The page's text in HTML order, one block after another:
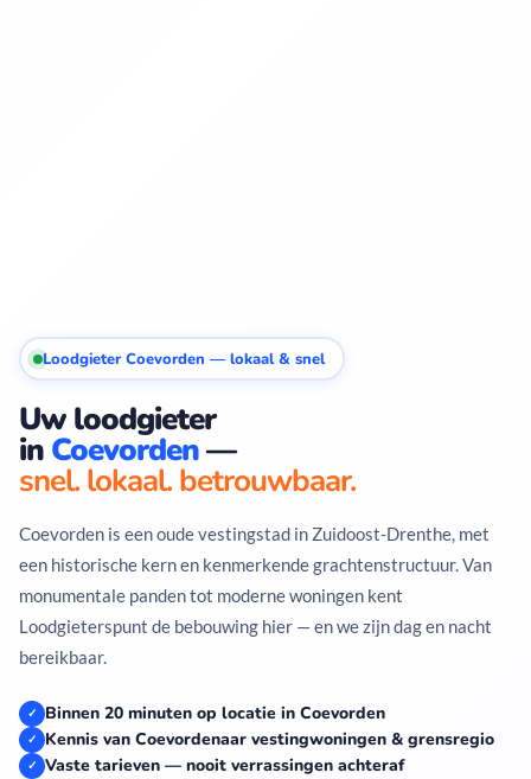
Loodgieter Coevorden — lokaal & snel
Uw loodgieter
in Coevorden—
snel. lokaal. betrouwbaar.
Coevorden is een oude vestingstad in Zuidoost-Drenthe, met
een historische kern en kenmerkende grachtenstructuur. Van
monumentale panden tot moderne woningen kent
Loodgieterspunt de bebouwing hier — en we zijn dag en nacht
bereikbaar.
✓ Binnen 20 minuten op locatie in Coevorden
✓ Kennis van Coevordenaar vestingwoningen & grensregio
✓ Vaste tarieven — nooit verrassingen achteraf